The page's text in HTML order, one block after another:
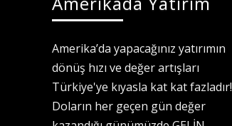
Amerika’da yapacağınız yatırımın
dönüş hızı ve değer artışları
Türkiye'ye kıyasla kat kat fazladır!
Doların her geçen gün değer